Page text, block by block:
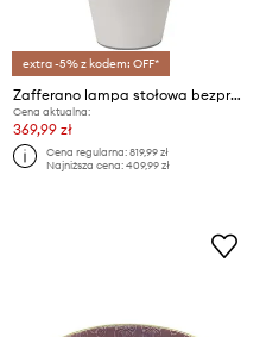
extra -5% z kodem: OFF*
Zafferano lampa stołowa bezprzewodowa led Poldina Reverso
Cena aktualna:
369,99 zł
Cena regularna:819,99 zł
Najniższa cena:409,99 zł